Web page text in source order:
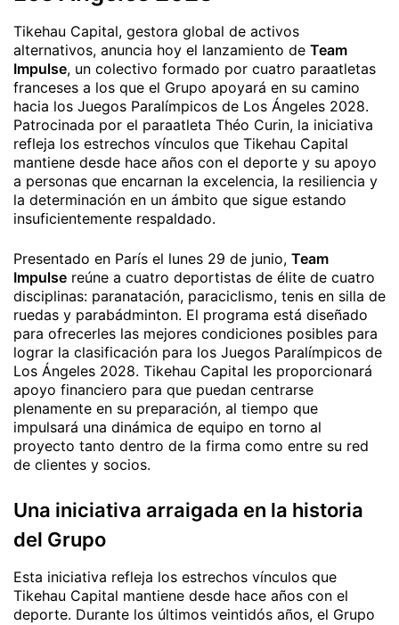
Tikehau Capital, gestora global de activos
alternativos, anuncia hoy el lanzamiento de Team
Impulse, un colectivo formado por cuatro paraatletas
franceses a los que el Grupo apoyará en su camino
hacia los Juegos Paralímpicos de Los Ángeles 2028.
Patrocinada por el paraatleta Théo Curin, la iniciativa
refleja los estrechos vínculos que Tikehau Capital
mantiene desde hace años con el deporte y su apoyo
a personas que encarnan la excelencia, la resiliencia y
la determinación en un ámbito que sigue estando
insuficientemente respaldado.
Presentado en París el lunes 29 de junio, Team
Impulse reúne a cuatro deportistas de élite de cuatro
disciplinas: paranatación, paraciclismo, tenis en silla de
ruedas y parabádminton. El programa está diseñado
para ofrecerles las mejores condiciones posibles para
lograr la clasificación para los Juegos Paralímpicos de
Los Ángeles 2028. Tikehau Capital les proporcionará
apoyo financiero para que puedan centrarse
plenamente en su preparación, al tiempo que
impulsará una dinámica de equipo en torno al
proyecto tanto dentro de la firma como entre su red
de clientes y socios.
Una iniciativa arraigada en la historia
del Grupo
Esta iniciativa refleja los estrechos vínculos que
Tikehau Capital mantiene desde hace años con el
deporte. Durante los últimos veintidós años, el Grupo